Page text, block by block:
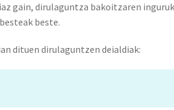
gain, dirulaguntza bakoitzaren
beste.
dituen dirulaguntzen deialdiak: